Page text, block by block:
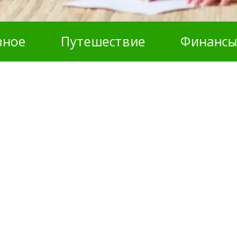
Путешествие Финансы